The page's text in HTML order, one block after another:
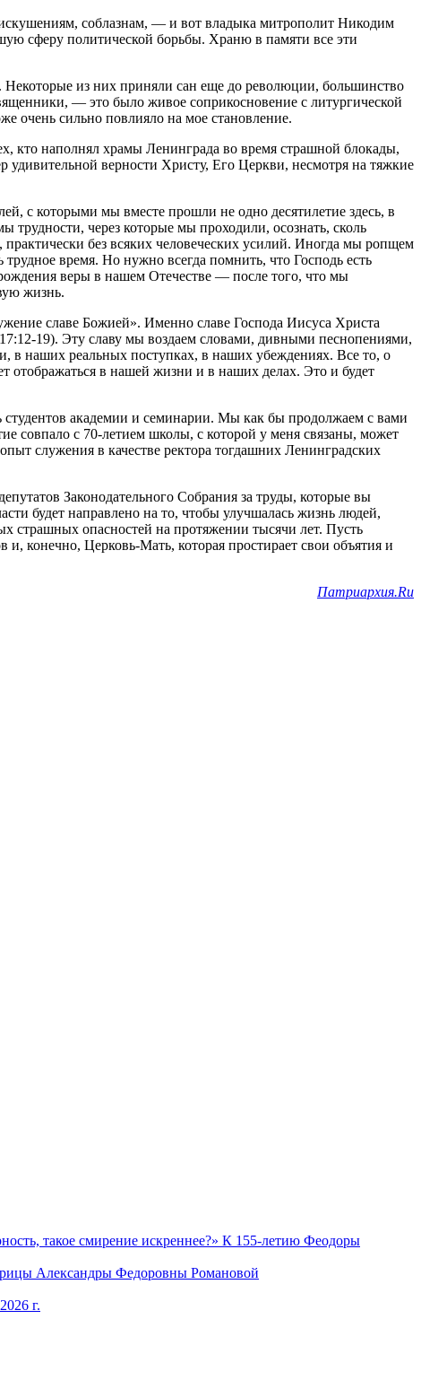
соблазнам, — и вот владыка митрополит Никодим
сферу политической борьбы. Храню в памяти все эти
Некоторые из них приняли сан еще до революции, большинство
— это было живое соприкосновение с литургической
очень сильно повлияло на мое становление.
кто наполнял храмы Ленинграда во время страшной блокады,
удивительной верности Христу, Его Церкви, несмотря на тяжкие
с которыми мы вместе прошли не одно десятилетие здесь, в
через которые мы проходили, осознать, сколь
без всяких человеческих усилий. Иногда мы ропщем
время. Но нужно всегда помнить, что Господь есть
веры в нашем Отечестве — после того, что мы
жизнь.
славе Божией». Именно славе Господа Иисуса Христа
19). Эту славу мы воздаем словами, дивными песнопениями,
в наших реальных поступках, в наших убеждениях. Все то, о
отображаться в нашей жизни и в наших делах. Это и будет
студентов академии и семинарии. Мы как бы продолжаем с вами
совпало с 70-летием школы, с которой у меня связаны, может
служения в качестве ректора тогдашних Ленинградских
Законодательного Собрания за труды, которые вы
будет направлено на то, чтобы улучшалась жизнь людей,
страшных опасностей на протяжении тысячи лет. Пусть
конечно, Церковь-Мать, которая простирает свои объятия и
Патриархия.Ru
такое смирение искреннее?» К 155-летию Феодоры
Александры Федоровны Романовой
г.